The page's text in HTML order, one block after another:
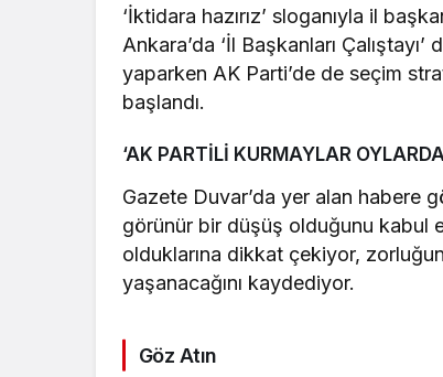
‘İktidara hazırız’ sloganıyla il
Ankara’da ‘İl Başkanları
yaparken AK Parti’de de seçim
başlandı.
‘AK PARTİLİ KURMAYLAR
Gazete Duvar’da yer alan habere
görünür bir düşüş olduğunu kabul
olduklarına dikkat çekiyor,
yaşanacağını kaydediyor.
Göz Atın